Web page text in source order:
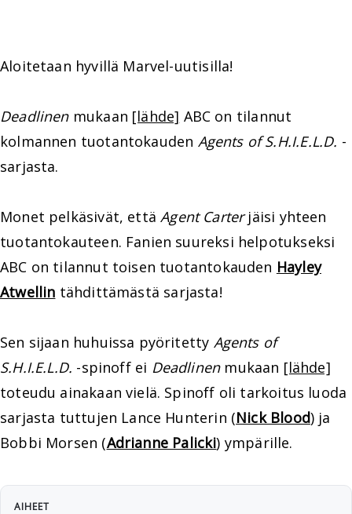
Aloitetaan hyvillä Marvel-uutisilla!
Deadlinenmukaan [lähde] ABC on tilannut
kolmannen tuotantokauden Agents of S.H.I.E.L.D. -
sarjasta.
Monet pelkäsivät, ettäAgent Carterjäisi yhteen
tuotantokauteen. Fanien suureksi helpotukseksi
ABC on tilannut toisen tuotantokauden Hayley
Atwellin tähdittämästä sarjasta!
Sen sijaan huhuissa pyöritetty Agents of
S.H.I.E.L.D. -spinoff ei Deadlinenmukaan [lähde]
toteudu ainakaan vielä. Spinoff oli tarkoitus luoda
sarjasta tuttujen Lance Hunterin (Nick Blood) ja
Bobbi Morsen (Adrianne Palicki) ympärille.
AIHEET